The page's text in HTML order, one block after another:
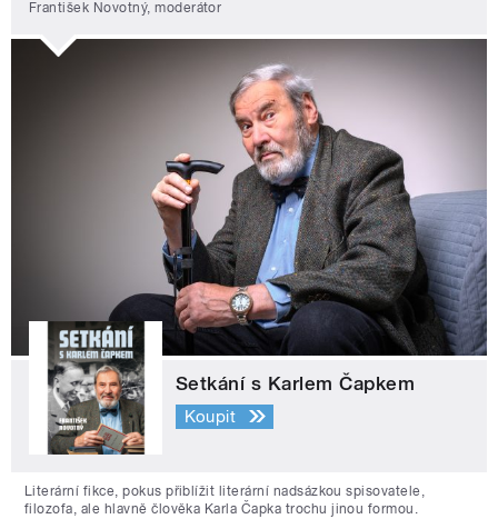
František Novotný, moderátor
Setkání s Karlem Čapkem
Koupit
Literární fikce, pokus přiblížit literární nadsázkou spisovatele,
filozofa, ale hlavně člověka Karla Čapka trochu jinou formou.